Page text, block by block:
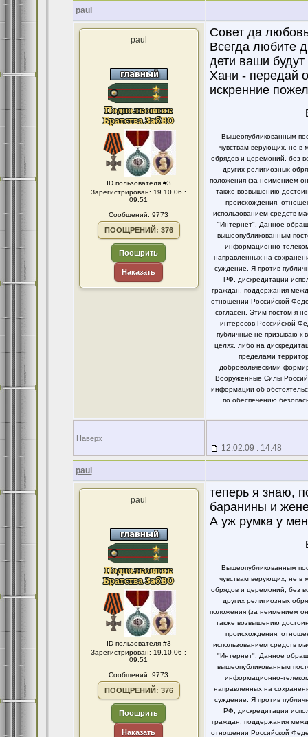
paul
paul
ID пользователя #3
Зарегистрирован: 19.10.06 :
09:51
Сообщений: 9773
ПООЩРЕНИЙ: 376
Поощрить
Наказать
Совет да
Всегда любите
дети ваши
Хани - передай
искренние
Вышеопубликованным
чувствам верующих, не в
обрядов и церемоний, без
других религиозных
положения (за неимением
также возвышению
происхождения,
использованием средств
"Интернет". Данное
вышеопубликованным
информационно-
направленных на
суждение. Я против
РФ, дискредитации
граждан, поддержания
отношении Российской
согласен. Этим постом я
интересов Российской
публичные не призываю к
целях, либо на
пределами
добровольческими
Вооруженные Силы
информации об
по обеспечению
Наверх
12.02.09 : 14:48
paul
paul
ID пользователя #3
Зарегистрирован: 19.10.06 :
09:51
Сообщений: 9773
ПООЩРЕНИЙ: 376
Поощрить
Наказать
теперь я знаю,
баранины и
А уж румка у
Вышеопубликованным
чувствам верующих, не в
обрядов и церемоний, без
других религиозных
положения (за неимением
также возвышению
происхождения,
использованием средств
"Интернет". Данное
вышеопубликованным
информационно-
направленных на
суждение. Я против
РФ, дискредитации
граждан, поддержания
отношении Российской